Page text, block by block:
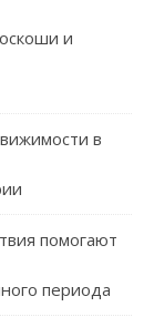
и
в
помогают
периода